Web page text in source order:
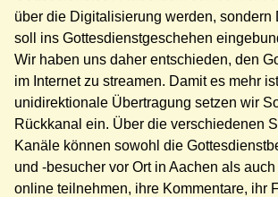
über die Digitalisierung werden, sondern
soll ins Gottesdienstgeschehen
Wir haben uns daher entschieden, den
im Internet zu streamen. Damit es mehr
unidirektionale Übertragung setzen wir
Rückkanal ein. Über die verschiedenen
Kanäle können sowohl die
und -besucher vor Ort in Aachen als
online teilnehmen, ihre Kommentare, ihr